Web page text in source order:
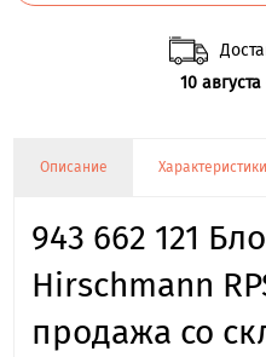
10 августа
Описание Характеристики
943 662 121
Hirschmann
продажа со